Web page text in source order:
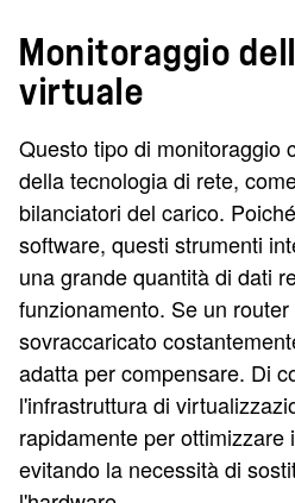
Monitoraggio
virtuale
Questo tipo di monitoraggio
della tecnologia di rete,
bilanciatori del carico.
software, questi strumenti
una grande quantità di dati
funzionamento. Se un
sovraccaricato
adatta per compensare. Di
l'infrastruttura di
rapidamente per ottimizzare
evitando la necessità di